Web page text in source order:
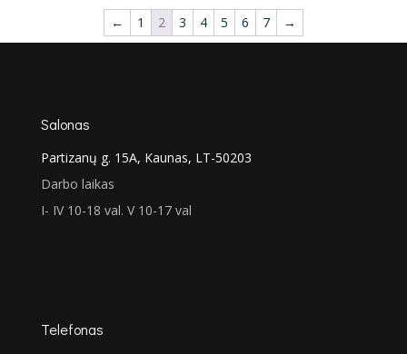
€650.00.€135.00.
← 1 2 3 4 5 6 7 →
Salonas
Partizanų g. 15A, Kaunas, LT-50203
Darbo laikas
I- IV 10-18 val. V 10-17 val
Telefonas